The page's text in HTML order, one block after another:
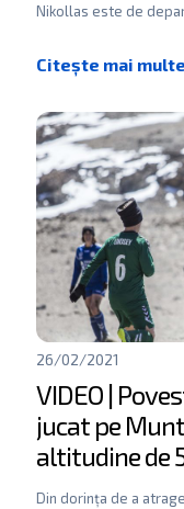
Nikollas este de
26/02/2021
VIDEO |
jucat pe
altitudine de
Din dorința de a